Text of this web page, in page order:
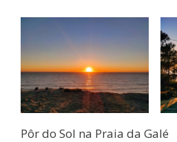
Pôr do Sol na Praia da Galé